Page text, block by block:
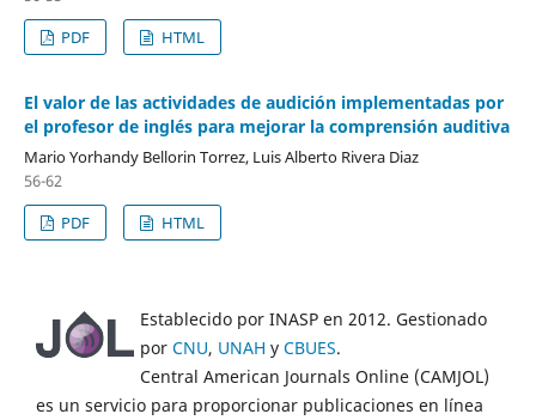
PDF
HTML
El valor de las actividades de audición implementadas por
el profesor de inglés para mejorar la comprensión auditiva
Mario Yorhandy Bellorin Torrez, Luis Alberto Rivera Diaz
56-62
PDF
HTML
Establecido por INASP en 2012. Gestionado
por CNU, UNAH y CBUES.
Central American Journals Online (CAMJOL)
es un servicio para proporcionar publicaciones en línea